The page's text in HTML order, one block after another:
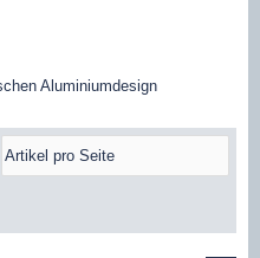
Aluminiumdesign